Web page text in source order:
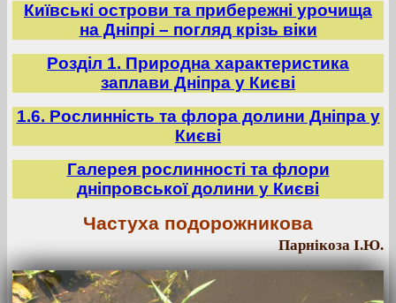
Київські острови та прибережні урочища
на Дніпрі – погляд крізь віки
Розділ 1. Природна характеристика
заплави Дніпра у Києві
1.6. Рослинність та флора долини Дніпра у
Києві
Галерея рослинності та флори
дніпровської долини у Києві
Частуха подорожникова
Парнікоза І.Ю.